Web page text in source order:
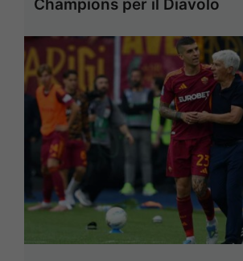
Champions per il Diavolo